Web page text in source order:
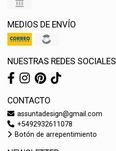
MEDIOS DE ENVÍO
NUESTRAS REDES SOCIALES
CONTACTO
assuntadesign@gmail.com
+5492932611078
Botón de arrepentimiento